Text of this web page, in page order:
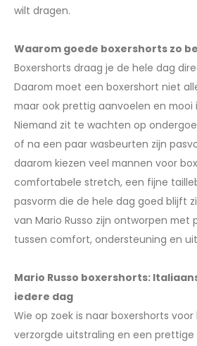
wilt dragen.
Waarom goede boxershorts zo
Boxershorts draag je de hele dag
Daarom moet een boxershort niet
maar ook prettig aanvoelen en mooi
Niemand zit te wachten op
of na een paar wasbeurten zijn
daarom kiezen veel mannen voor
comfortabele stretch, een fijne
pasvorm die de hele dag goed blijft
van Mario Russo zijn ontworpen met
tussen comfort, ondersteuning en
Mario Russo boxershorts:
iedere dag
Wie op zoek is naar boxershorts
verzorgde uitstraling en een prettige